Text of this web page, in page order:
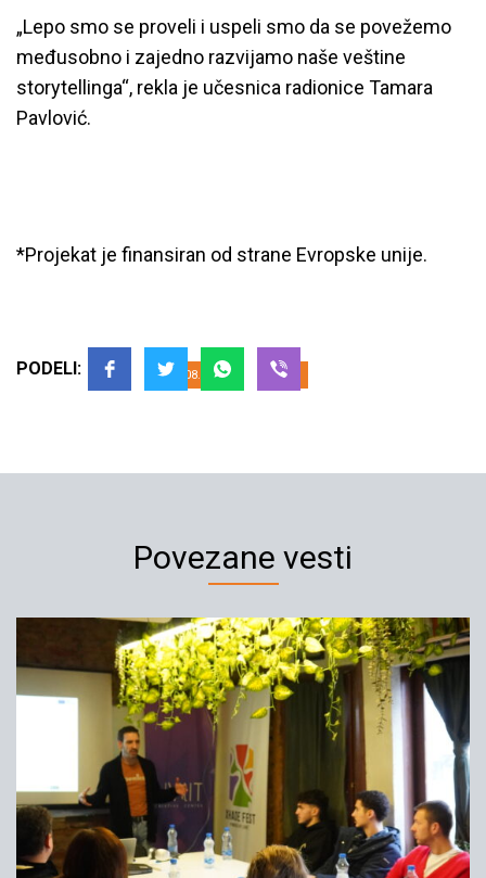
Završene “Podeli svoju priču”
14.08.2023 YIHR
„Lepo smo se proveli i uspeli smo da se povežemo
međusobno i zajedno razvijamo naše veštine
storytellinga“, rekla je učesnica radionice Tamara
Pavlović.
*Projekat je finansiran od strane Evropske unije.
PODELI:
Povezane vesti